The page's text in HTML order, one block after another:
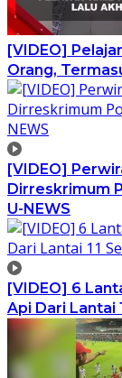
[VIDEO]
Orang,
[VIDEO]
Dirreskrimum
U-NEWS
[VIDEO] 6
Api Dari Lantai